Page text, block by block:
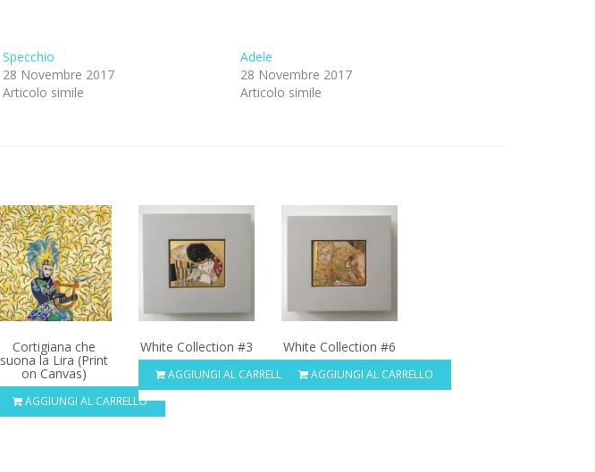
Specchio
28 Novembre 2017
Articolo simile
Adele
28 Novembre 2017
Articolo simile
Cortigiana che
suona la Lira (Print
on Canvas)
AGGIUNGI AL CARRELLO
White Collection #3
AGGIUNGI AL CARRELLO
White Collection #6
AGGIUNGI AL CARRELLO